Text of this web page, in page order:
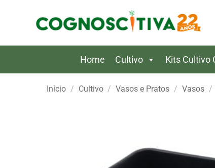
Home Cultivo Kits Cultivo
Início / Cultivo / Vasos e Pratos / Vasos /